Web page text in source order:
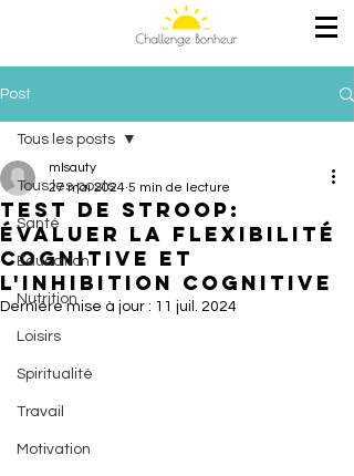
Post
Tous les posts
Santé
Education
Nutrition
Loisirs
Spiritualité
Travail
Motivation
Tous les posts
Test de stroop:
Évaluer la flexibilité
cognitive et
l'inhibition cognitive
mlsauty
27 mai 2024 5 min de lecture
Dernière mise à jour : 11 juil. 2024